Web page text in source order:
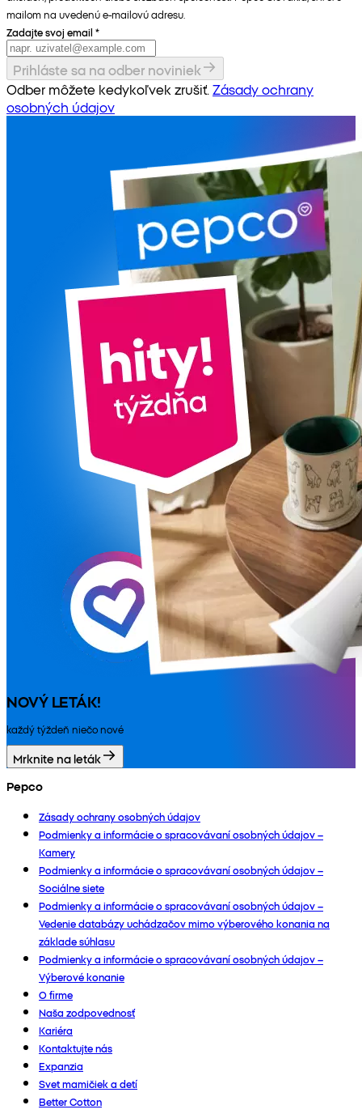
mailom na uvedenú e-mailovú adresu.
Zadajte svoj email *
Prihláste sa na odber noviniek
Odber môžete kedykoľvek zrušiť. Zásady ochrany
osobných údajov
NOVÝ LETÁK!
každý týždeň niečo nové
Mrknite na leták
Pepco
Zásady ochrany osobných údajov
Podmienky a informácie o spracovávaní osobných údajov –
Kamery
Podmienky a informácie o spracovávaní osobných údajov –
Sociálne siete
Podmienky a informácie o spracovávaní osobných údajov –
Vedenie databázy uchádzačov mimo výberového konania na
základe súhlasu
Podmienky a informácie o spracovávaní osobných údajov –
Výberové konanie
O firme
Naša zodpovednosť
Kariéra
Kontaktujte nás
Expanzia
Svet mamičiek a detí
Better Cotton